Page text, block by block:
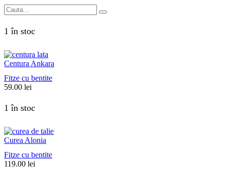
Search
for:
1 în stoc
Centura Ankara
Fitze cu bentite
59.00 lei
1 în stoc
Curea Alonia
Fitze cu bentite
119.00 lei